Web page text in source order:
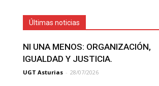
Últimas noticias
NI UNA MENOS: ORGANIZACIÓN,
IGUALDAD Y JUSTICIA.
UGT Asturias - 28/07/2026